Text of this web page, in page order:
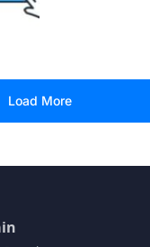
Load More